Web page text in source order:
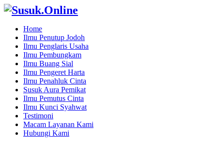
Home
Ilmu Penutup Jodoh
Ilmu Penglaris Usaha
Ilmu Pembungkam
Ilmu Buang Sial
Ilmu Pengeret Harta
Ilmu Penahluk Cinta
Susuk Aura Pemikat
Ilmu Pemutus Cinta
Ilmu Kunci Syahwat
Testimoni
Macam Layanan Kami
Hubungi Kami